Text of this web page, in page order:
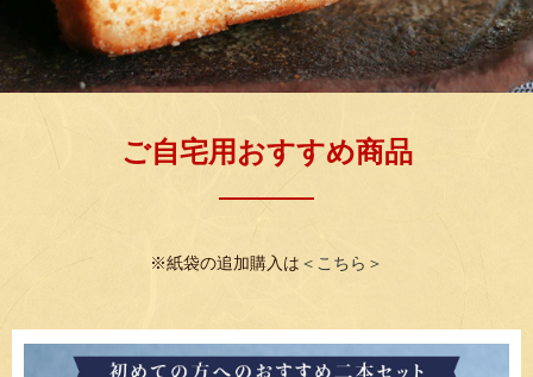
ご自宅用おすすめ商品
※紙袋の追加購入は ＜こちら＞